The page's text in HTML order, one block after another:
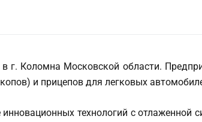
г. Коломна Московской области.
и прицепов для легковых
технологий с отлаженной